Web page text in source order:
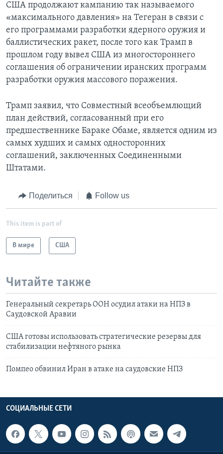
США продолжают кампанию так называемого
«максимального давления» на Тегеран в связи с
его программами разработки ядерного оружия и
баллистических ракет, после того как Трамп в
прошлом году вывел США из многостороннего
соглашения об ограничении иранских программ
разработки оружия массового поражения.
Трамп заявил, что Совместный всеобъемлющий
план действий, согласованный при его
предшественнике Бараке Обаме, является одним из
самых худших и самых односторонних
соглашений, заключенных Соединенными
Штатами.
Поделиться Follow us
This item is part of
В мире США
Читайте также
Генеральный секретарь ООН осудил атаки на НПЗ в
Саудовской Аравии
США готовы использовать стратегические резервы для
стабилизации нефтяного рынка
Помпео обвинил Иран в атаке на саудовские НПЗ
СОЦИАЛЬНЫЕ СЕТИ